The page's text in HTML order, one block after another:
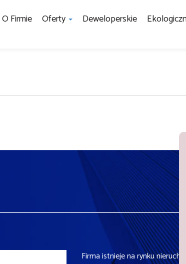
O Firmie Oferty Deweloperskie
Firma istnieje na rynku